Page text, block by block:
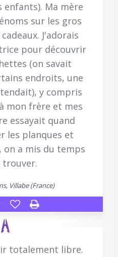
enfants). Ma mère
sur les gros
J'adorais
pour découvrir
(on savait
endroits, une
y compris
mon frère et mes
essayait quand
les planques et
on a mis du temps
Villabe (France)
totalement libre.